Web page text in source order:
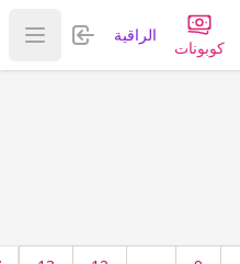
كوبونات
الراقية تسجيل
عرض